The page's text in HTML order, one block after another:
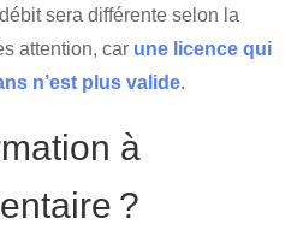
sera différente selon la
attention, car une licence qui
n’est plus valide.
à
?